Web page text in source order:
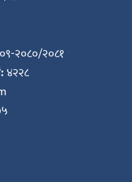
२०८०/२०८१
४२२८